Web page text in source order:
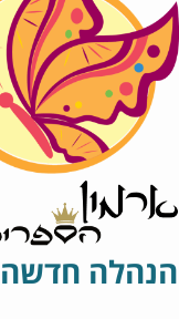
הנהלה חדשה